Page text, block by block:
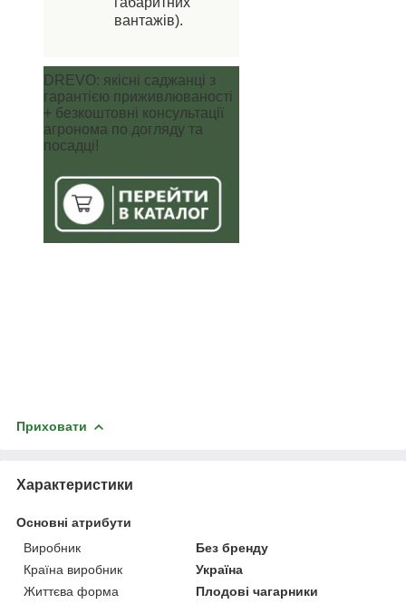
вантажів).
DREVO: якісні саджанці з
гарантією приживлюваності
+ безкоштовні консультації
агронома по догляду та
посадці!
Приховати
Характеристики
Основні атрибути
Виробник
Без бренду
Країна виробник
Україна
Життєва форма
Плодові чагарники